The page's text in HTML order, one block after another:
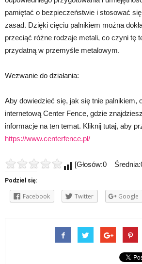
pamiętać o bezpieczeństwie i stosować
zasad. Dzięki cięciu palnikiem można
przeciąć różne rodzaje metali, co czyni tę
przydatną w przemyśle metalowym.
Wezwanie do działania:
Aby dowiedzieć się, jak się tnie palnikiem,
internetową Center Fence, gdzie
informacje na ten temat. Kliknij tutaj, aby
https://www.centerfence.pl/
[Głosów:0
Podziel się:
Facebook Twitter Google